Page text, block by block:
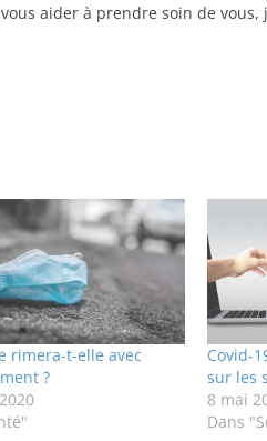
aider à prendre soin de vous,
rimera-t-elle avec
?
Covid-
sur les
8 mai
Dans